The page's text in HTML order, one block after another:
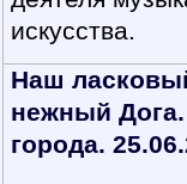
искусства.
Наш
нежный
города.